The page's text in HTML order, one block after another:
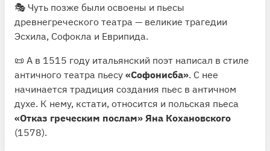
🎭 Чуть позже были освоены и пьесы
древнегреческого театра — великие трагедии
Эсхила, Софокла и Еврипида.
📜 А в 1515 году итальянский поэт написал в стиле
античного театра пьесу «Софонисба». С нее
начинается традиция создания пьес в античном
духе. К нему, кстати, относится и польская пьеса
«Отказ греческим послам» Яна Кохановского
(1578).